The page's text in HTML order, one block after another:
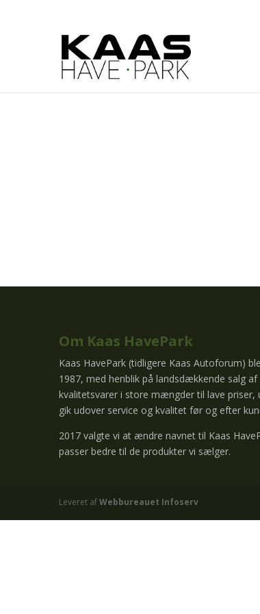
Om Kaas HavePark
Kaas HavePark (tidligere Kaas Autoforum)
1987, med henblik på landsdækkende salg af
kvalitetsvarer i store mængder til lave priser,
gik udover service og kvalitet før og efter
2017 valgte vi at ændre navnet til Kaas
passer bedre til de produkter vi sælger.
Leveret afWebbureauet Infoserv